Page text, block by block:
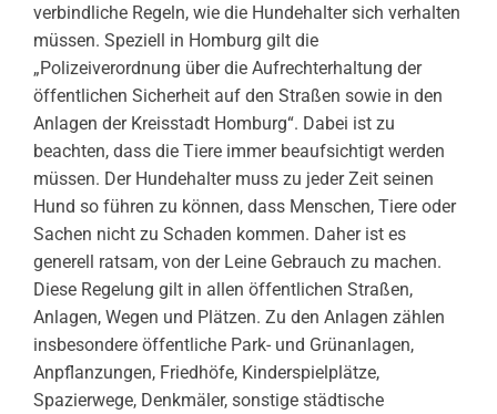
verbindliche Regeln, wie die Hundehalter sich verhalten
müssen. Speziell in Homburg gilt die
„Polizeiverordnung über die Aufrechterhaltung der
öffentlichen Sicherheit auf den Straßen sowie in den
Anlagen der Kreisstadt Homburg“. Dabei ist zu
beachten, dass die Tiere immer beaufsichtigt werden
müssen. Der Hundehalter muss zu jeder Zeit seinen
Hund so führen zu können, dass Menschen, Tiere oder
Sachen nicht zu Schaden kommen. Daher ist es
generell ratsam, von der Leine Gebrauch zu machen.
Diese Regelung gilt in allen öffentlichen Straßen,
Anlagen, Wegen und Plätzen. Zu den Anlagen zählen
insbesondere öffentliche Park- und Grünanlagen,
Anpflanzungen, Friedhöfe, Kinderspielplätze,
Spazierwege, Denkmäler, sonstige städtische